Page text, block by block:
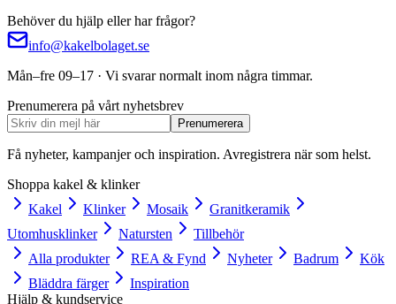
Behöver du hjälp eller har frågor?
info@kakelbolaget.se
Mån–fre 09–17 · Vi svarar normalt inom några timmar.
Prenumerera på vårt nyhetsbrev
Prenumerera
Få nyheter, kampanjer och inspiration. Avregistrera när som helst.
Shoppa kakel & klinker
Kakel
Klinker Mosaik
Granitkeramik
Utomhusklinker
Natursten
Tillbehör
Alla produkter
REA & Fynd Nyheter Badrum
Kök
Bläddra färger
Inspiration
Hjälp & kundservice